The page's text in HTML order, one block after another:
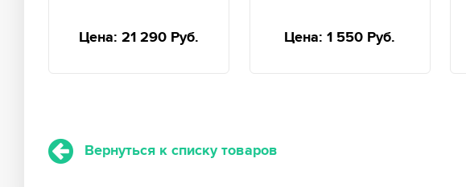
Цена: 21 290 Руб. Цена: 1 550 Руб.
Вернуться к списку товаров